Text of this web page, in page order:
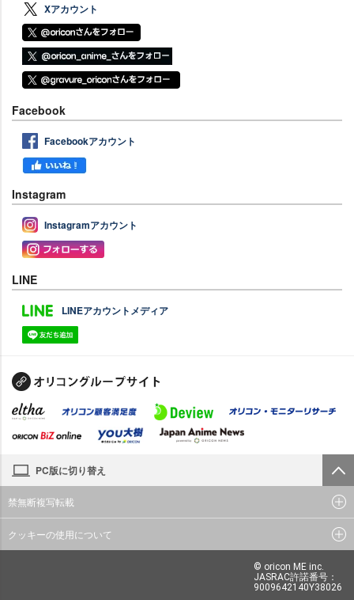
Xアカウント
Facebook
Facebookアカウント
Instagram
Instagramアカウント
LINE
LINEアカウントメディア
PC版に切り替え
禁無断複写転載
クッキーの使用について
© oricon ME inc.
JASRAC許諾番号：
9009642140Y38026